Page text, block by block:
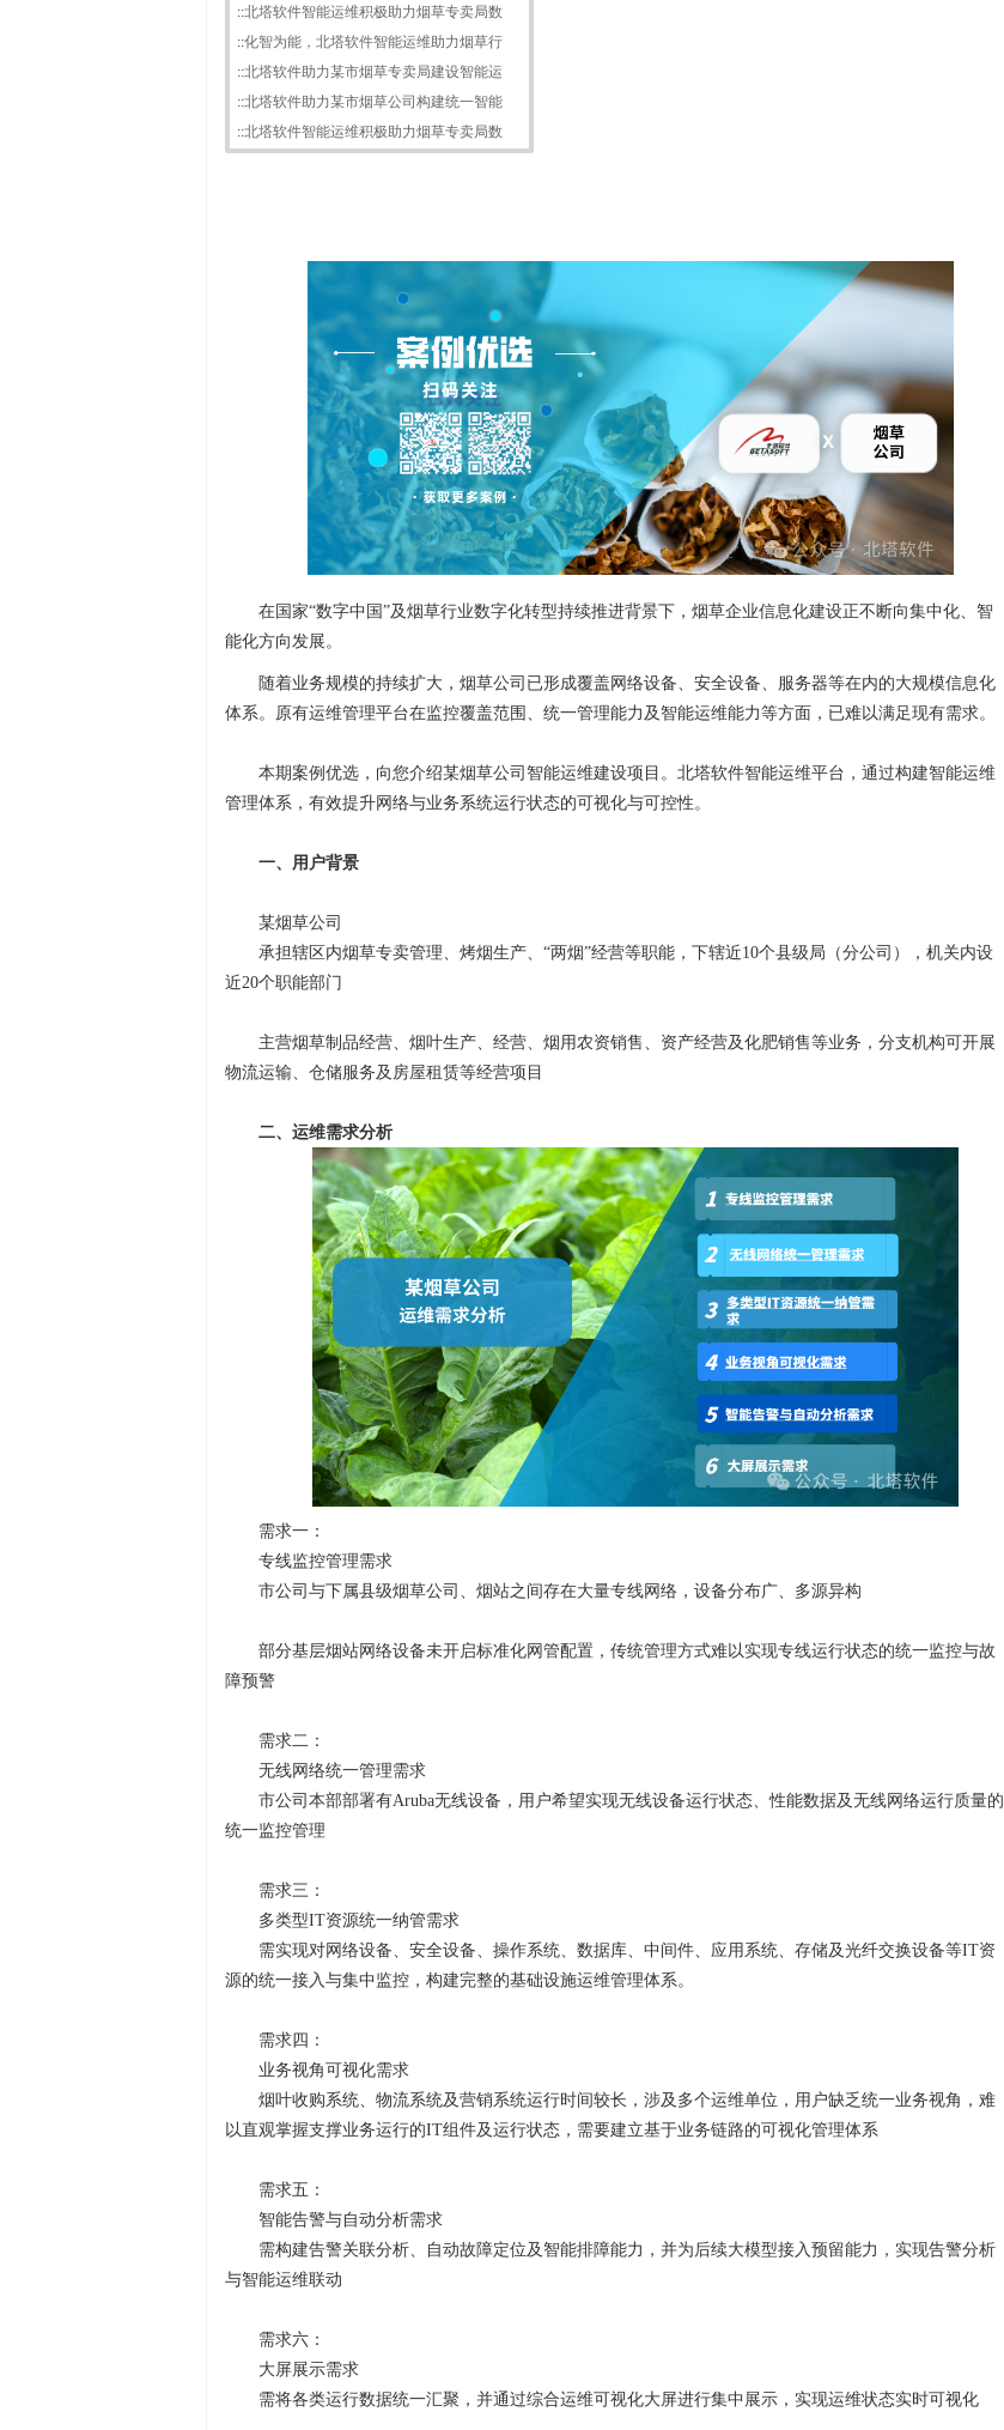
::北塔软件智能运维积极助力烟草专卖局数
::化智为能，北塔软件智能运维助力烟草行
::北塔软件助力某市烟草专卖局建设智能运
::北塔软件助力某市烟草公司构建统一智能
::北塔软件智能运维积极助力烟草专卖局数
在国家“数字中国”及烟草行业数字化转型持续推进背景下，烟草企业信息化建设正不断向集中化、智
能化方向发展。
随着业务规模的持续扩大，烟草公司已形成覆盖网络设备、安全设备、服务器等在内的大规模信息化
体系。原有运维管理平台在监控覆盖范围、统一管理能力及智能运维能力等方面，已难以满足现有需求。
本期案例优选，向您介绍某烟草公司智能运维建设项目。北塔软件智能运维平台，通过构建智能运维
管理体系，有效提升网络与业务系统运行状态的可视化与可控性。
一、用户背景
某烟草公司
承担辖区内烟草专卖管理、烤烟生产、“两烟”经营等职能，下辖近10个县级局（分公司），机关内设
近20个职能部门
主营烟草制品经营、烟叶生产、经营、烟用农资销售、资产经营及化肥销售等业务，分支机构可开展
物流运输、仓储服务及房屋租赁等经营项目
二、运维需求分析
需求一：
专线监控管理需求
市公司与下属县级烟草公司、烟站之间存在大量专线网络，设备分布广、多源异构
部分基层烟站网络设备未开启标准化网管配置，传统管理方式难以实现专线运行状态的统一监控与故
障预警
需求二：
无线网络统一管理需求
市公司本部部署有Aruba无线设备，用户希望实现无线设备运行状态、性能数据及无线网络运行质量的
统一监控管理
需求三：
多类型IT资源统一纳管需求
需实现对网络设备、安全设备、操作系统、数据库、中间件、应用系统、存储及光纤交换设备等IT资
源的统一接入与集中监控，构建完整的基础设施运维管理体系。
需求四：
业务视角可视化需求
烟叶收购系统、物流系统及营销系统运行时间较长，涉及多个运维单位，用户缺乏统一业务视角，难
以直观掌握支撑业务运行的IT组件及运行状态，需要建立基于业务链路的可视化管理体系
需求五：
智能告警与自动分析需求
需构建告警关联分析、自动故障定位及智能排障能力，并为后续大模型接入预留能力，实现告警分析
与智能运维联动
需求六：
大屏展示需求
需将各类运行数据统一汇聚，并通过综合运维可视化大屏进行集中展示，实现运维状态实时可视化